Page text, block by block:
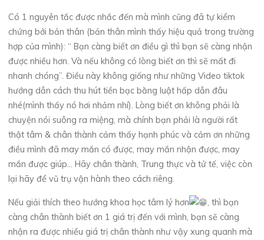
Có 1 nguyên tắc được nhắc đến mà mình cũng đã tự kiểm
chứng bởi bản thân (bản thân mình thấy hiệu quả trong trường
hợp của mình): “ Bạn càng biết ơn điều gì thì bạn sẽ càng nhận
được nhiều hơn. Và nếu không có lòng biết ơn thì sẽ mất đi
nhanh chóng”. Điều này không giống như những Video tiktok
hướng dẫn cách thu hút tiền bạc bằng luật hấp dẫn đâu
nhé(mình thấy nó hơi nhảm nhí). Lòng biết ơn không phải là
chuyện nói suông ra miệng, mà chính bạn phải là người rất
thật tâm & chân thành cảm thấy hạnh phúc và cảm ơn những
điều mình đã may mắn có được, may mắn nhận được, may
mắn được giúp… Hãy chân thành, Trung thực và tử tế, việc còn
lại hãy để vũ trụ vận hành theo cách riêng.
Nếu giải thích theo hướng khoa học tâm lý hơn
, thì bạn
càng chân thành biết ơn 1 giá trị đến với mình, bạn sẽ càng
nhận ra được nhiều giá trị chân thành như vậy xung quanh mà